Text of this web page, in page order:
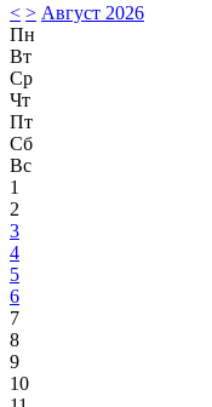
< > Август 2026
Пн
Вт
Ср
Чт
Пт
Сб
Вс
1
2
3
4
5
6
7
8
9
10